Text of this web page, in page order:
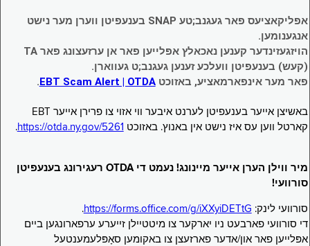
אפליקאציעס פאר געגנב;טע SNAP בענעפיטן ווערן מער נישט
אנגענומען.
הויזגעזינדער קענען נאכאלץ אפּלייען פאר אן ערזעצונג פאר TA
(קעש) בענעפיטן וועלכע זענען געגנב;ט געווארן.
פאר מער אינפארמאציע, באזוכטEBT Scam Alert | OTDA
.
באשיצן אייער בענעפיטן לערנט איבער ווי אזוי צו פרירן אייער EBT
קארטל ווען עס איז נישט אין באנוץ. באזוכט https://otda.ny.gov/5261
.
מיר ווילן הערן אייער מיינונג! נעמט די OTDA רעגירונג בענעפיטן
סורוועי!
סורוועי לינק: https://forms.office.com/g/iXXyiDETtG
.
די סורוועי פארבעט ניו יארקער צו מיטטיילן זייערע ערפארונגען ביים
אפּלייען פאר און/אדער פארזעצן צו באקומען סאָפּלעמענטעל